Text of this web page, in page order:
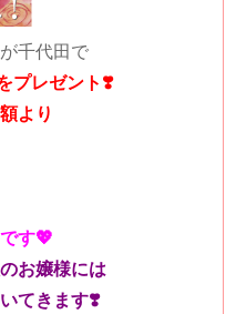
千代田で
プレゼント❣️
より
す💖
お嬢様には
てきます❣️